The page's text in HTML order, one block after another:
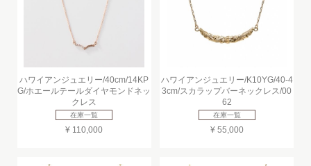
ハワイアンジュエリー/40cm/14KP
G/ホエールテールダイヤモンドネッ
クレス
在庫一覧
¥ 110,000
ハワイアンジュエリー/K10YG/40-4
3cm/スカラップバーネックレス/00
62
在庫一覧
¥ 55,000